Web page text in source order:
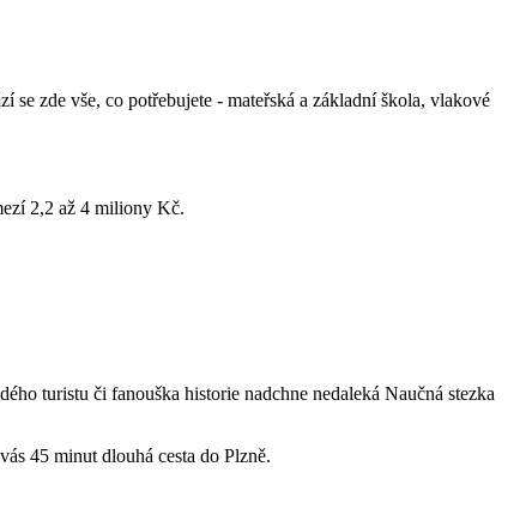
zde vše, co potřebujete - mateřská a základní škola, vlakové
2,2 až 4 miliony Kč.
turistu či fanouška historie nadchne nedaleká Naučná stezka
45 minut dlouhá cesta do Plzně.